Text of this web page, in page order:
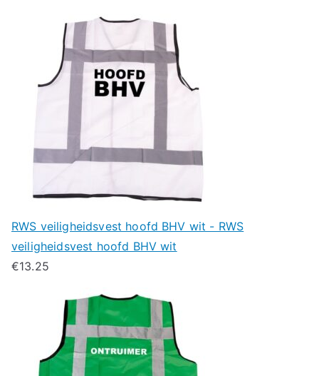
RWS veiligheidsvest hoofd BHV wit - RWS
veiligheidsvest hoofd BHV wit
€13.25